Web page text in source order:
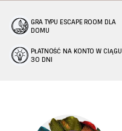
GRA TYPU ESCAPE ROOM DLA
DOMU
PŁATNOŚĆ NA KONTO W CIĄGU
30 DNI